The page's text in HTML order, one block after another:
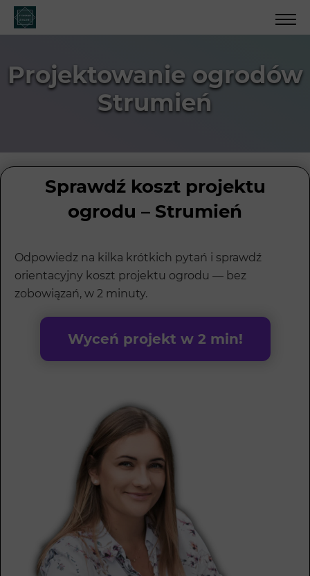
Projektowanie ogrodów
Strumień
Sprawdź koszt projektu
ogrodu – Strumień
Odpowiedz na kilka krótkich pytań i sprawdź
orientacyjny koszt projektu ogrodu — bez
zobowiązań, w 2 minuty.
Wyceń projekt w 2 min!